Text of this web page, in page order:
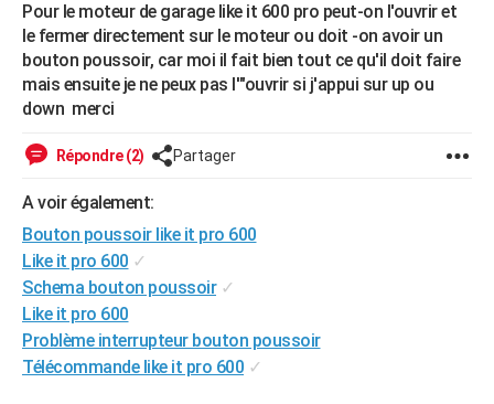
Mobiles
Meilleur smartphone
Internet
Ordinateurs
Jeux vidéo
Guide high-tech
+
Forum
Aménagement intérieur
Extérieur
Cuisine
Salle de bains
Jardinage
Rangement
WEEK-END
Guides de France
Escapades
Patrimoine
Expositions
Musées
Week-end nature
+LIFESTYLE
Art de vivre
Bien-être
Loisirs
Mode
Modes de vie
SANTE
Alimentation
Guide de la santé
Maladies
Médicaments
Sommeil
VOYAGE
Destinations
City break
Voyage nature
Voyage de noces
Forum
Climat
+PHOTO
GUIDES D'ACHAT
BONS PLANS
Pour le moteur de garage like it 600 pro peut-on l'ouvrir et
le fermer directement sur le moteur ou doit -on avoir un
bouton poussoir, car moi il fait bien tout ce qu'il doit faire
mais ensuite je ne peux pas l'"ouvrir si j'appui sur up ou
down merci
Répondre (2) Partager
A voir également:
Bouton poussoir like it pro 600
Like it pro 600 ✓
Schema bouton poussoir ✓
Like it pro 600
Problème interrupteur bouton poussoir
Télécommande like it pro 600 ✓